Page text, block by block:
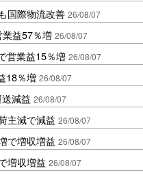
国際物流改善 26/08/07
益57％増 26/08/07
営業益15％増 26/08/07
18％増 26/08/07
減益 26/08/07
主減で減益 26/08/07
で増収増益 26/08/07
増収増益 26/08/07